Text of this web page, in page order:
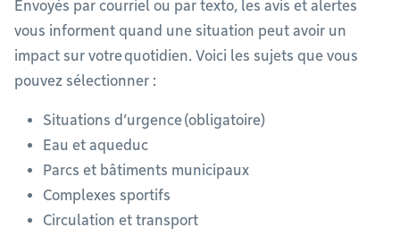
Envoyés par courriel ou par texto, les avis et alertes
vous informent quand une situation peut avoir un
impact sur votre quotidien. Voici les sujets que vous
pouvez sélectionner :
Situations d’urgence (obligatoire)
Eau et aqueduc
Parcs et bâtiments municipaux
Complexes sportifs
Circulation et transport